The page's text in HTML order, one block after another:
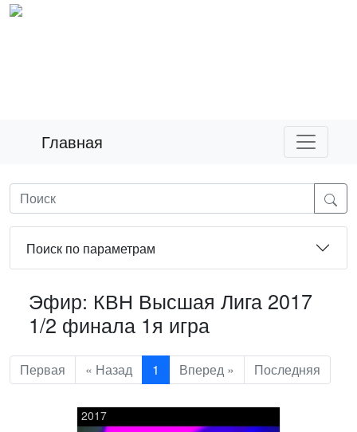
Главная
Поиск по параметрам
Эфир: КВН Высшая Лига 2017
1/2 финала 1я игра
Первая « Назад 1 Вперед » Последняя
2017